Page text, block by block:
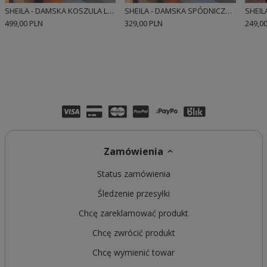
SHEILA - DAMSKA KOSZULA LNIANA Z DŁUGIM RĘKAWEM 'BOE'
499,00 PLN
SHEILA - DAMSKA SPÓDNICZKA LNIANA O REGULARNYM KROJU 'MUNDIE'
329,00 PLN
Zamówienia
Status zamówienia
Śledzenie przesyłki
Chcę zareklamować produkt
Chcę zwrócić produkt
Chcę wymienić towar